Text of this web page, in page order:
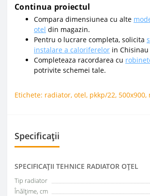
Continua proiectul
Compara dimensiunea cu alte
otel din magazin.
Pentru o lucrare completa, solicita
instalare a caloriferelor in
Completeaza racordarea cu
potrivite schemei tale.
Etichete: radiator, otel, pkkp/22, 500x900,
Specificații
SPECIFICAŢII TEHNICE RADIATOR OȚEL
Tip radiator
Înălțime, cm